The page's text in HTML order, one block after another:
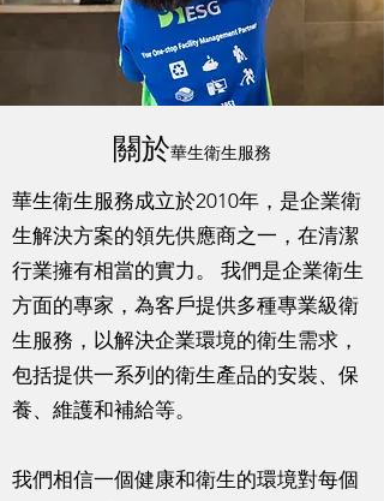
​關於華生衛生服務
華生衛生服務成立於2010年，是企業衛
生解決方案的領先供應商之一，在清潔
行業擁有相當的實力。 我們是企業衛生
方面的專家，為客戶提供多種專業級衛
生服務，以解決企業環境的衛生需求，
包括提供一系列的衛生產品的安裝、保
養、維護和補給等。
我們相信一個健康和衛生的環境對每個